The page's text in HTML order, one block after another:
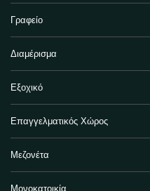
Γραφείο
Διαμέρισμα
Εξοχικό
Επαγγελματικός Χώρος
Μεζονέτα
Μονοκατοικία